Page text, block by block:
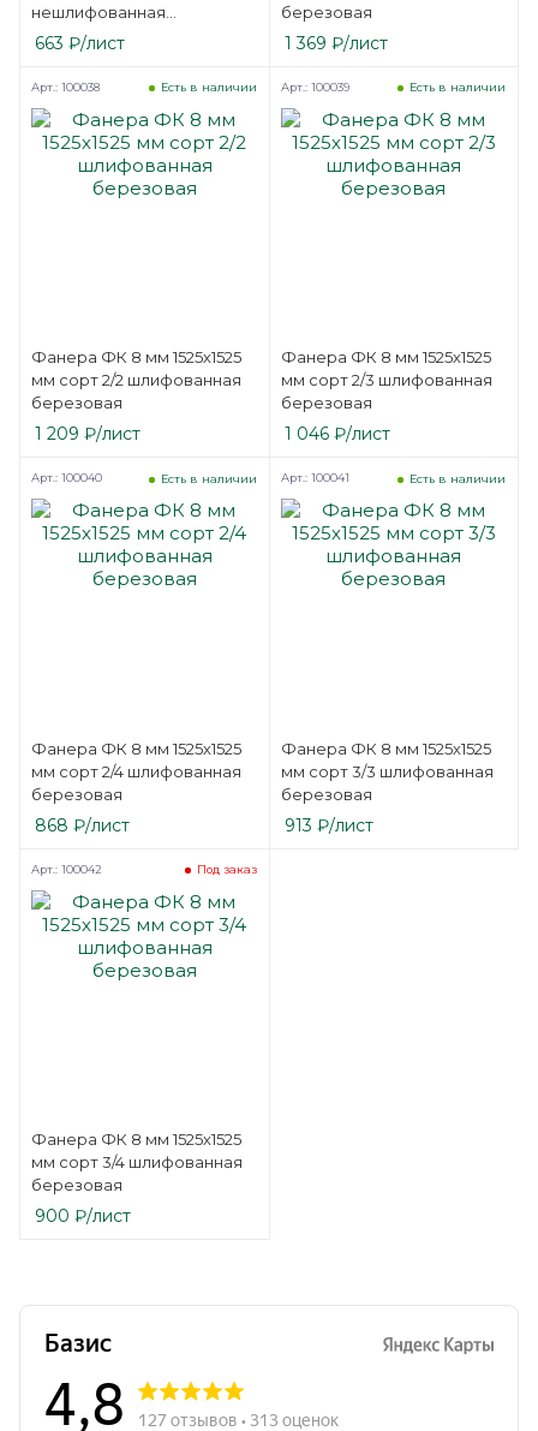
нешлифованная
березовая
663 ₽/лист
березовая
1 369 ₽/лист
Фанера ФК 8 мм 1525х1525
мм сорт 2/2 шлифованная
березовая
Есть в наличии
Арт.: 100038
1 209 ₽/лист
Фанера ФК 8 мм 1525х1525
мм сорт 2/3 шлифованная
березовая
Есть в наличии
Арт.: 100039
1 046₽/лист
Фанера ФК 8 мм 1525х1525
мм сорт 2/4 шлифованная
березовая
Есть в наличии
Арт.: 100040
868 ₽/лист
Фанера ФК 8 мм 1525х1525
мм сорт 3/3 шлифованная
березовая
Есть в наличии
Арт.: 100041
913 ₽/лист
Фанера ФК 8 мм 1525х1525
мм сорт 3/4 шлифованная
березовая
Под заказ
Арт.: 100042
900 ₽/лист